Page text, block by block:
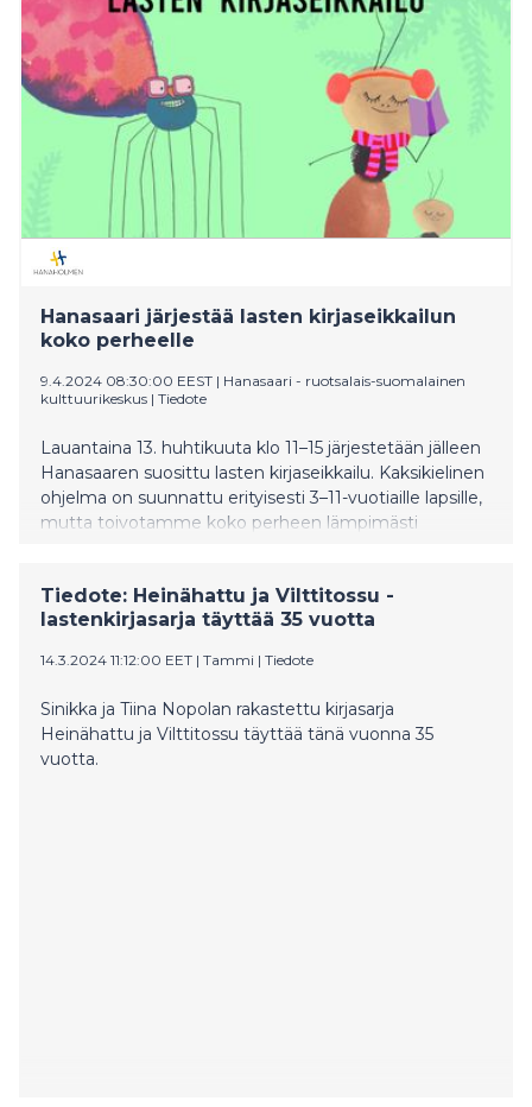
Hanasaari järjestää lasten kirjaseikkailun
koko perheelle
9.4.2024 08:30:00 EEST | Hanasaari - ruotsalais-suomalainen
kulttuurikeskus | Tiedote
Lauantaina 13. huhtikuuta klo 11–15 järjestetään jälleen
Hanasaaren suosittu lasten kirjaseikkailu. Kaksikielinen
ohjelma on suunnattu erityisesti 3–11-vuotiaille lapsille,
mutta toivotamme koko perheen lämpimästi
Tiedote: Heinähattu ja Vilttitossu -
lastenkirjasarja täyttää 35 vuotta
14.3.2024 11:12:00 EET | Tammi | Tiedote
Sinikka ja Tiina Nopolan rakastettu kirjasarja
Heinähattu ja Vilttitossu täyttää tänä vuonna 35
vuotta.